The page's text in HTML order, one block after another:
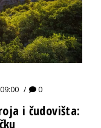
0
i čudovišta: